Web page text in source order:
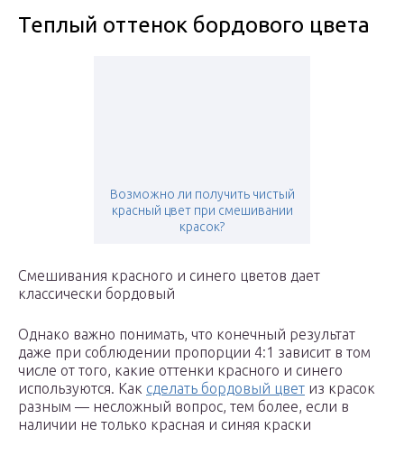
Теплый оттенок бордового цвета
Возможно ли получить чистый
красный цвет при смешивании
красок?
Смешивания красного и синего цветов дает
классически бордовый
Однако важно понимать, что конечный результат
даже при соблюдении пропорции 4:1 зависит в том
числе от того, какие оттенки красного и синего
используются. Как сделать бордовый цвет из красок
разным — несложный вопрос, тем более, если в
наличии не только красная и синяя краски